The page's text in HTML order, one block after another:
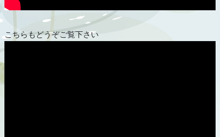
こちらもどうぞご覧下さい